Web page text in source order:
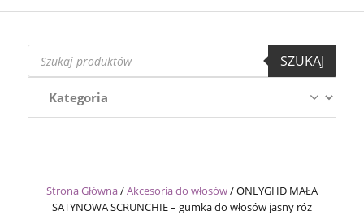
Wyszukiwarka
produktów
SZUKAJ
Strona Główna/Akcesoria do włosów/ONLYGHD MAŁA
SATYNOWA SCRUNCHIE – gumka do włosów jasny róż